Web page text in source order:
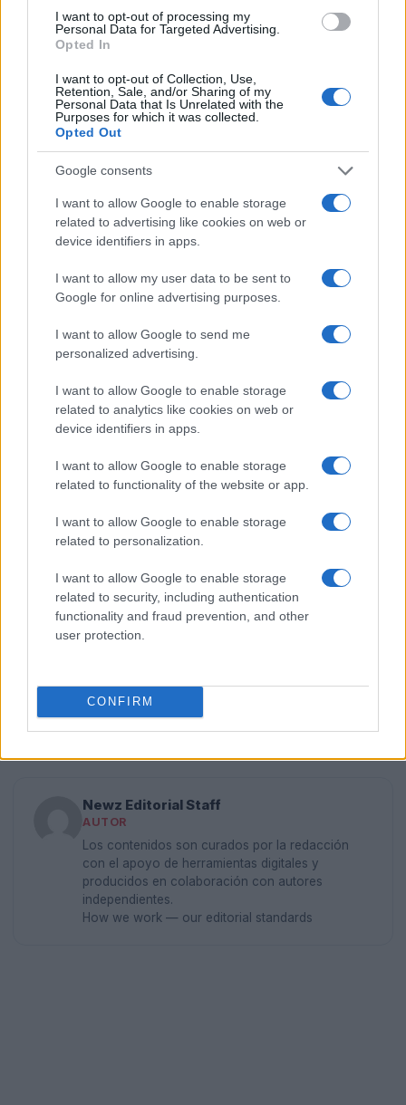
I want to opt-out of processing my
Personal Data for Targeted Advertising.
Opted In
I want to opt-out of Collection, Use,
Retention, Sale, and/or Sharing of my
Personal Data that Is Unrelated with the
Purposes for which it was collected.
Opted Out
Google consents
I want to allow Google to enable storage
related to advertising like cookies on web or
device identifiers in apps.
I want to allow my user data to be sent to
Google for online advertising purposes.
I want to allow Google to send me
personalized advertising.
I want to allow Google to enable storage
related to analytics like cookies on web or
device identifiers in apps.
I want to allow Google to enable storage
related to functionality of the website or app.
I want to allow Google to enable storage
related to personalization.
I want to allow Google to enable storage
related to security, including authentication
functionality and fraud prevention, and other
user protection.
CONFIRM
Red criminal y colaboradores
Las indagatorias de la FEMDO sugieren que Molina
Díaz formaba parte de una red delictiva más amplia
encabezada por García Luna. Esta red habría
involucrado a familiares, colaboradores y socios de
empresas que participaron en el desvío de recursos
públicos mediantecontratos simuladosy
fachada.
La captura de Molina Díaz representa un paso
significativo en la investigación de los presuntos
desvíos de recursos públicos durante las
Nieto. Las autoridades continúan recolectando
evidencia para esclarecer los hechos y llevar a los
responsables ante la justicia.
Newz Editorial Staff
AUTOR
Los contenidos son curados por la redacción
con el apoyo de herramientas digitales y
producidos en colaboración con autores
independientes.
How we work — our editorial standards